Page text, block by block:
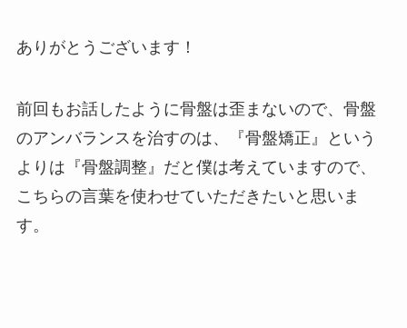
ありがとうございます！
前回もお話したように骨盤は歪まないので、骨盤
のアンバランスを治すのは、『骨盤矯正』という
よりは『骨盤調整』だと僕は考えていますので、
こちらの言葉を使わせていただきたいと思いま
す。